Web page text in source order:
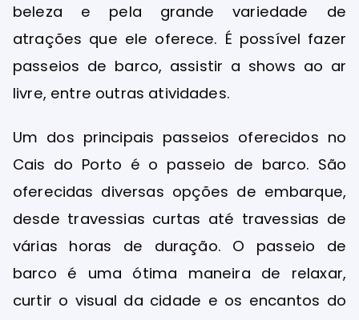
beleza e pela grande variedade de
atrações que ele oferece. É possível fazer
passeios de barco, assistir a shows ao ar
livre, entre outras atividades.
Um dos principais passeios oferecidos no
Cais do Porto é o passeio de barco. São
oferecidas diversas opções de embarque,
desde travessias curtas até travessias de
várias horas de duração. O passeio de
barco é uma ótima maneira de relaxar,
curtir o visual da cidade e os encantos do